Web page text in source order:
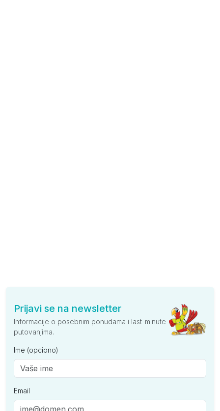
Prijavi se na newsletter
Informacije o posebnim ponudama i last-minute
putovanjima.
Ime (opciono)
Email